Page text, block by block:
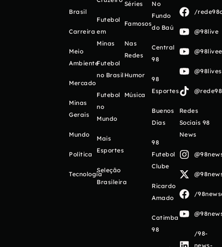
Brasil
Carreira
Meio
Ambiente
Mercado
Minas
Gerais
Mundo
Política
Tecnologia
Futebol
em
Minas
Futebol
no Brasil
Futebol
no
Mundo
Mais
Esportes
Seleção
Brasileira
Séries
Famosos
Nas
Redes
Humor
Música
No
Fundo
do Baú
Central
98
98
Esportes
Buenos
Días
98
Futebol
Clube
Ricardo
Amado
Catimba
98
/
@98live
Redes
Sociais 98
News
/
/98-
news-